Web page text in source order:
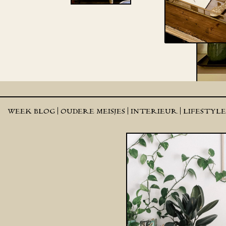
WEEK BLOG | OUDERE MEISJES | INTERIEUR | LIFESTYLE